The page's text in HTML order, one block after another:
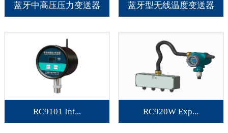
蓝牙中高压压力变送器 蓝牙型无线温度变送器
RC9101 Int... RC920W Exp...